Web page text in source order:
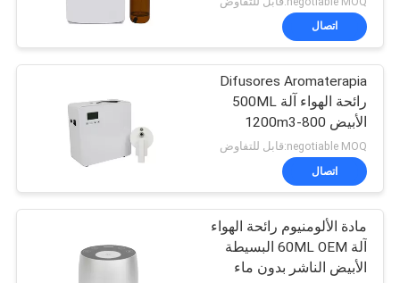
اتصال
Difusores Aromaterapia
رائحة الهواء آلة 500ML
الأبيض 800-1200m3
تغطية رائحة
negotiable MOQ:قابل للتفاوض
اتصال
مادة الألومنيوم رائحة الهواء
آلة 60ML OEM البسيطة
الأبيض الناشر بدون ماء